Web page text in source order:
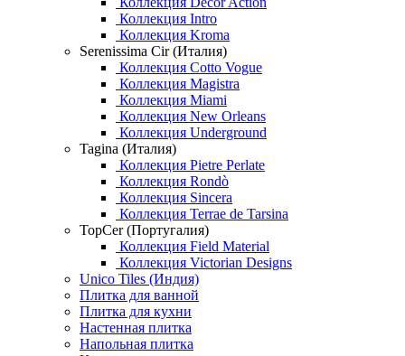
Коллекция Intro
Коллекция Kroma
Serenissima Cir (Италия)
Коллекция Cotto Vogue
Коллекция Magistra
Коллекция Miami
Коллекция New Orleans
Коллекция Underground
Tagina (Италия)
Коллекция Pietre Perlate
Коллекция Rondò
Коллекция Sincera
Коллекция Terrae de Tarsina
TopCer (Португалия)
Коллекция Field Material
Коллекция Victorian Designs
Unico Tiles (Индия)
Плитка для ванной
Плитка для кухни
Настенная плитка
Напольная плитка